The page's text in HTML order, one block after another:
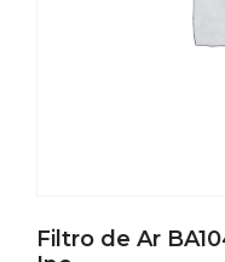
Filtro de Ar